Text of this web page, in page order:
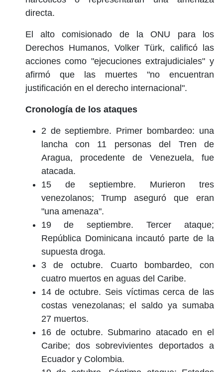
directa.
El alto comisionado de la ONU para los
Derechos Humanos, Volker Türk, calificó las
acciones como "ejecuciones extrajudiciales" y
afirmó que las muertes "no encuentran
justificación en el derecho internacional".
Cronología de los ataques
2 de septiembre. Primer bombardeo: una
lancha con 11 personas del Tren de
Aragua, procedente de Venezuela, fue
atacada.
15 de septiembre. Murieron tres
venezolanos; Trump aseguró que eran
"una amenaza".
19 de septiembre. Tercer ataque;
República Dominicana incautó parte de la
supuesta droga.
3 de octubre. Cuarto bombardeo, con
cuatro muertos en aguas del Caribe.
14 de octubre. Seis víctimas cerca de las
costas venezolanas; el saldo ya sumaba
27 muertos.
16 de octubre. Submarino atacado en el
Caribe; dos sobrevivientes deportados a
Ecuador y Colombia.